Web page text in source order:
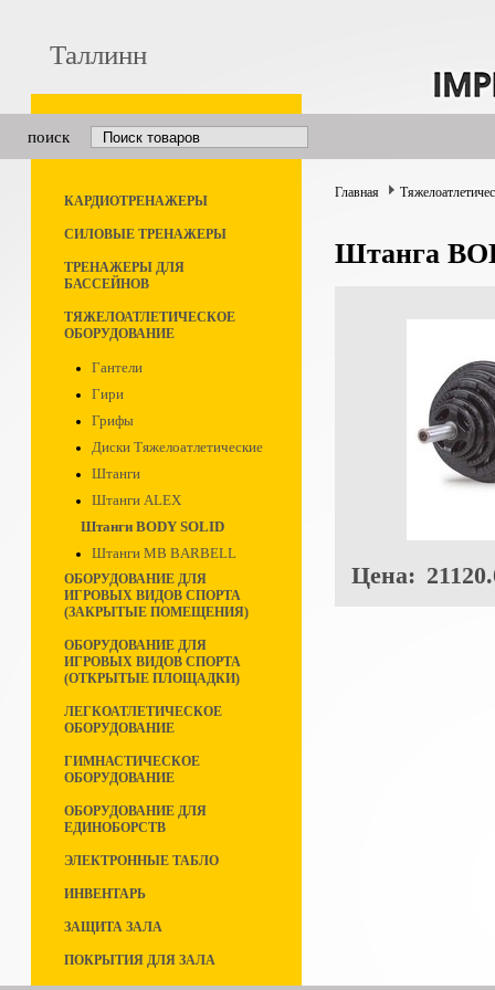
Таллинн
поиск
КАРДИОТРЕНАЖЕРЫ
СИЛОВЫЕ ТРЕНАЖЕРЫ
ТРЕНАЖЕРЫ ДЛЯ
БАССЕЙНОВ
ТЯЖЕЛОАТЛЕТИЧЕСКОЕ
ОБОРУДОВАНИЕ
Гантели
Гири
Грифы
Диски Тяжелоатлетические
Штанги
Штанги ALEX
Штанги BODY SOLID
Штанги MB BARBELL
ОБОРУДОВАНИЕ ДЛЯ
ИГРОВЫХ ВИДОВ СПОРТА
(ЗАКРЫТЫЕ ПОМЕЩЕНИЯ)
ОБОРУДОВАНИЕ ДЛЯ
ИГРОВЫХ ВИДОВ СПОРТА
(ОТКРЫТЫЕ ПЛОЩАДКИ)
ЛЕГКОАТЛЕТИЧЕСКОЕ
ОБОРУДОВАНИЕ
ГИМНАСТИЧЕСКОЕ
ОБОРУДОВАНИЕ
ОБОРУДОВАНИЕ ДЛЯ
ЕДИНОБОРСТВ
ЭЛЕКТРОННЫЕ ТАБЛО
ИНВЕНТАРЬ
ЗАЩИТА ЗАЛА
ПОКРЫТИЯ ДЛЯ ЗАЛА
Главная
Штанга
Цена: